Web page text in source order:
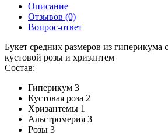
Описание
Отзывов (0)
Вопрос-ответ
Букет средних размеров из гиперикума
кустовой розы и хризантем
Состав:
Гиперикум 3
Кустовая роза 2
Хризантемы 1
Альстромерия 3
Розы 3